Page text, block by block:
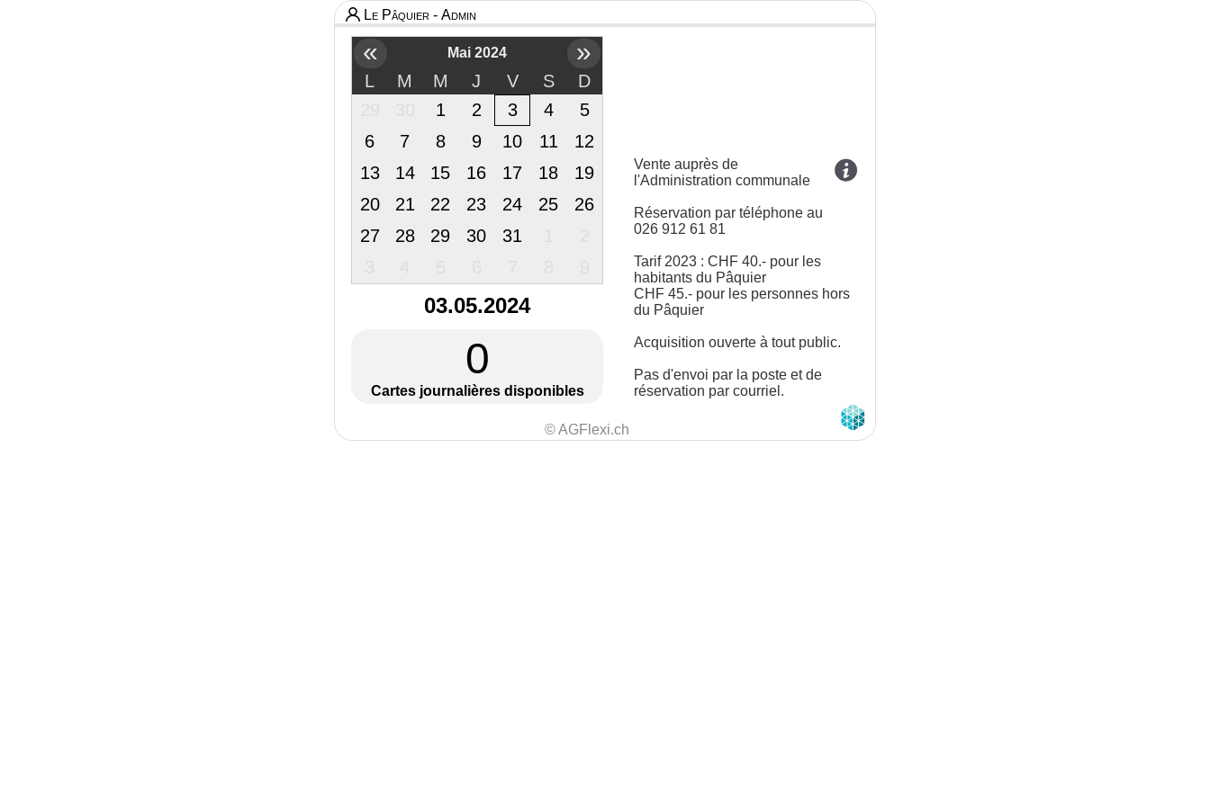
Le Pâquier - Admin
« Mai 2024 »
L M M J V S
D
1 2 3 4
5
6
7 8 9 10 11
12
13
14 15 16 17 18
19
20
21 22 23 24 25
26
27
28 29 30 31
03.05.2024
0
Cartes journalières disponibles
Vente auprès de
l'Administration communale
Réservation par téléphone au
026 912 61 81
Tarif 2023 : CHF 40.- pour les
habitants du Pâquier
CHF 45.- pour les personnes hors
du Pâquier
Acquisition ouverte à tout public.
Pas d'envoi par la poste et de
réservation par courriel.
© AGFlexi.ch